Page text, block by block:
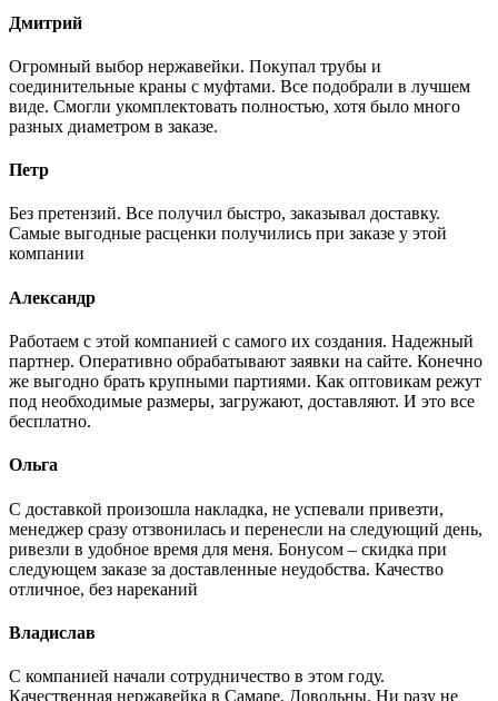
Дмитрий
Огромный выбор нержавейки. Покупал трубы и
соединительные краны с муфтами. Все подобрали в лучшем
виде. Смогли укомплектовать полностью, хотя было много
разных диаметром в заказе.
Петр
Без претензий. Все получил быстро, заказывал доставку.
Самые выгодные расценки получились при заказе у этой
компании
Александр
Работаем с этой компанией с самого их создания. Надежный
партнер. Оперативно обрабатывают заявки на сайте. Конечно
же выгодно брать крупными партиями. Как оптовикам режут
под необходимые размеры, загружают, доставляют. И это все
бесплатно.
Ольга
С доставкой произошла накладка, не успевали привезти,
менеджер сразу отзвонилась и перенесли на следующий день,
ривезли в удобное время для меня. Бонусом – скидка при
следующем заказе за доставленные неудобства. Качество
отличное, без нареканий
Владислав
С компанией начали сотрудничество в этом году.
Качественная нержавейка в Самаре. Довольны. Ни разу не